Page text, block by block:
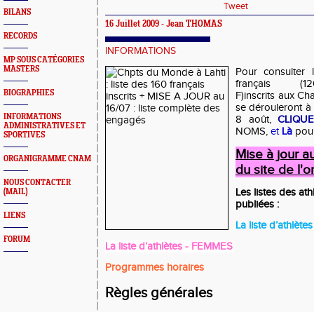
BILANS
RECORDS
MP SOUS CATÉGORIES
MASTERS
BIOGRAPHIES
INFORMATIONS
ADMINISTRATIVES ET
SPORTIVES
ORGANIGRAMME CNAM
NOUS CONTACTER
(MAIL)
LIENS
FORUM
Tweet
16 Juillet 2009 - Jean THOMAS
INFORMATIONS
Pour consulter
F)inscrits aux
se dérouleront à
8 août,
NOMS, etLà
Mise à jour
du site de
Les listes des
publiées :
La liste
La liste d’athlètes - FEMMES
Programmes horaires
Règles générales